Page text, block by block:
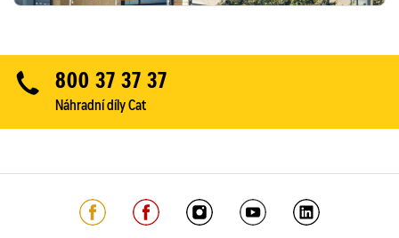
800 37 37 37
Náhradní díly Cat